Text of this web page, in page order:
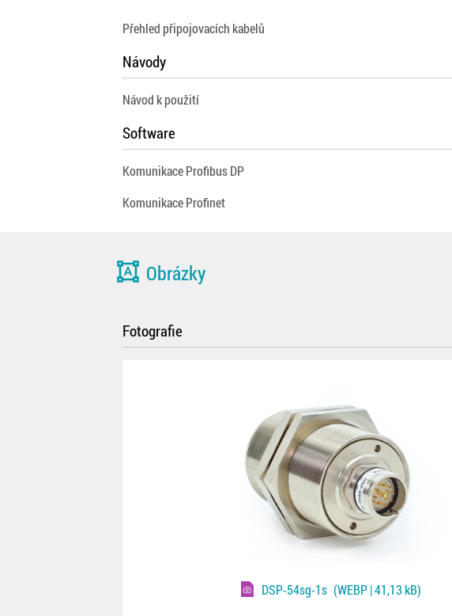
Přehled připojovacích kabelů
Návody
Návod k použití
Software
Komunikace Profibus DP
Komunikace Profinet
format_shapes Obrázky
Fotografie
DSP-54sg-1s (WEBP | 41,13 kB)